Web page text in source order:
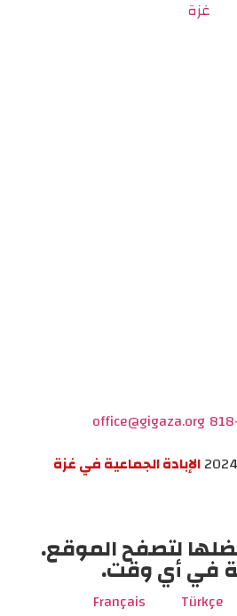
office@gigaza.org
الإبادة الجماعية في غزة
لتصفح الموقع.
في أي وقت.
Türkçe
Français